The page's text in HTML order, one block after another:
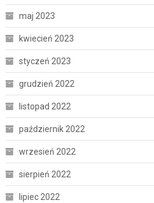
maj 2023
kwiecień 2023
styczeń 2023
grudzień 2022
listopad 2022
październik 2022
wrzesień 2022
sierpień 2022
lipiec 2022